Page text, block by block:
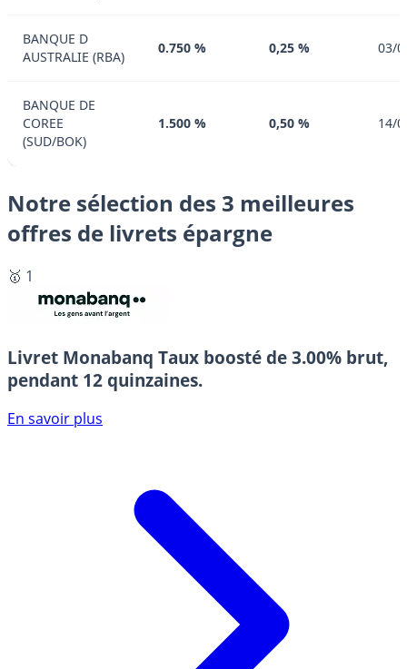
BANQUE D
AUSTRALIE (RBA)
0.750 % 0,25 % 03/
BANQUE DE
COREE
(SUD/BOK)
1.500 % 0,50 % 14/
Notre sélection des 3 meilleures
offres de livrets épargne
🥇 1
Livret Monabanq Taux boosté de 3.00% brut,
pendant 12 quinzaines.
En savoir plus